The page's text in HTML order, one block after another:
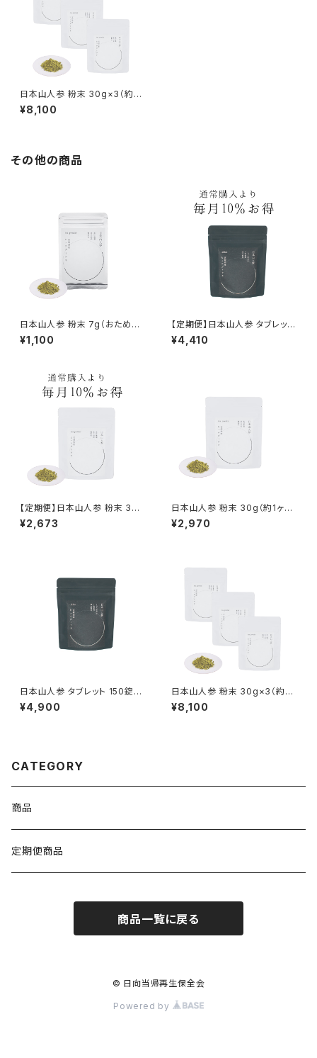
日本山人参 粉末 30g×3（約3
ヶ月分）
¥8,100
その他の商品
日本山人参 粉末 7g（おためし
約1週間）
¥1,100
【定期便】日本山人参 タブレット
150錠【1ヶ月ごとにお届け】
¥4,410
【定期便】日本山人参 粉末 30g
【1ヶ月ごとにお届け】
¥2,673
日本山人参 粉末 30g（約1ヶ月
分）
¥2,970
日本山人参 タブレット 150錠
（約1ヶ月分）
¥4,900
日本山人参 粉末 30g×3（約3
ヶ月分）
¥8,100
CATEGORY
商品
定期便商品
商品一覧に戻る
© 日向当帰再生保全会
Powered by